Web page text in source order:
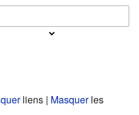
liens | Masquerles